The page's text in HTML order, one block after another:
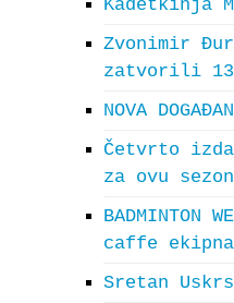
Kadetkinja
Zvonimir
zatvorili
NOVA
Četvrto
za ovu
caffe
Sretan